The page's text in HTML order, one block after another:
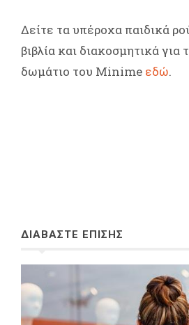
Δείτε τα υπέροχα παιδικά
βιβλία και διακοσμητικά για
δωμάτιο του Minime εδώ.
ΔΙΑΒΑΣΤΕ ΕΠΙΣΗΣ